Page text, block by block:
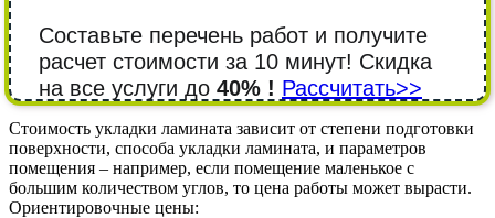
Составьте перечень работ и получите
расчет стоимости за 10 минут! Cкидка
на все услуги до 40% ! Рассчитать>>
Стоимость укладки ламината зависит от степени подготовки
поверхности, способа укладки ламината, и параметров
помещения – например, если помещение маленькое с
большим количеством углов, то цена работы может вырасти.
Ориентировочные цены: